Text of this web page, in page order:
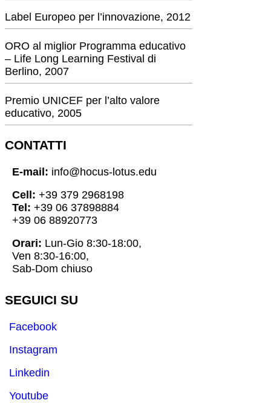
Label Europeo per l’innovazione, 2012
ORO al miglior Programma educativo
– Life Long Learning Festival di
Berlino, 2007
Premio UNICEF per l’alto valore
educativo, 2005
CONTATTI
E-mail: info@hocus-lotus.edu
Cell: +39 379 2968198
Tel: +39 06 37898884
+39 06 88920773
Orari: Lun-Gio 8:30-18:00,
Ven 8:30-16:00,
Sab-Dom chiuso
SEGUICI SU
Facebook
Instagram
Linkedin
Youtube